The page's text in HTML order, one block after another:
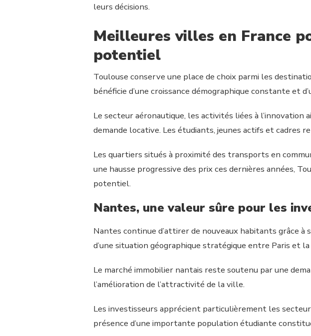
leurs décisions.
Meilleures villes en France
potentiel
Toulouse conserve une place de choix parmi les
bénéficie d’une croissance démographique constante et
Le secteur aéronautique, les activités liées à
demande locative. Les étudiants, jeunes actifs et
Les quartiers situés à proximité des transports en
une hausse progressive des prix ces dernières années,
potentiel.
Nantes, une valeur sûre pour les
Nantes continue d’attirer de nouveaux habitants grâce à
d’une situation géographique stratégique entre Paris et
Le marché immobilier nantais reste soutenu par une
l’amélioration de l’attractivité de la ville.
Les investisseurs apprécient particulièrement les
présence d’une importante population étudiante